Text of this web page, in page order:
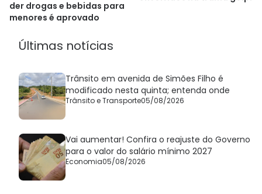
der drogas e bebidas para
menores é aprovado
Últimas notícias
Trânsito em avenida de Simões Filho é
modificado nesta quinta; entenda onde
Trânsito e Transporte05/08/2026
Vai aumentar! Confira o reajuste do Governo
para o valor do salário mínimo 2027
Economia05/08/2026